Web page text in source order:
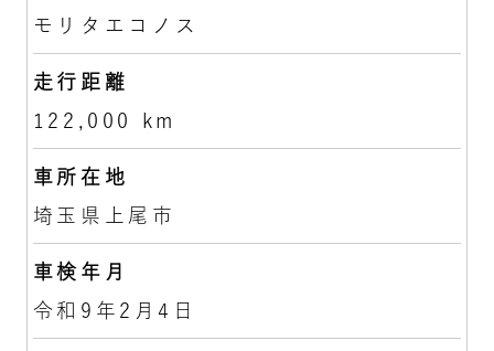
モリタエコノス
走行距離
122,000 km
車所在地
埼玉県上尾市
車検年月
令和9年2月4日